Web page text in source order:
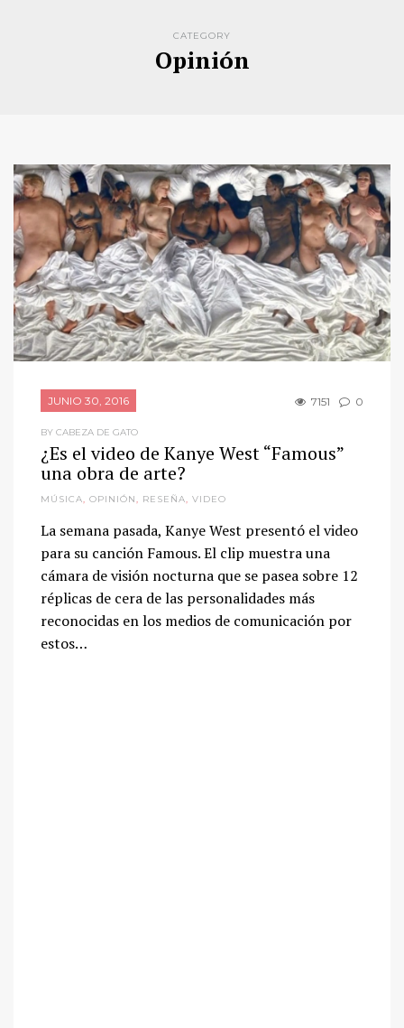
CATEGORY
Opinión
JUNIO 30, 2016 7151 0
BY CABEZA DE GATO
¿Es el video de Kanye West “Famous”
una obra de arte?
MÚSICA, OPINIÓN, RESEÑA, VIDEO
La semana pasada, Kanye West presentó el video
para su canción Famous. El clip muestra una
cámara de visión nocturna que se pasea sobre 12
réplicas de cera de las personalidades más
reconocidas en los medios de comunicación por
estos…